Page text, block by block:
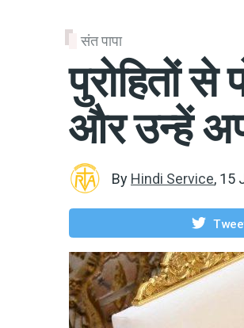
संत पापा
पुरोहितों से
और उन्हें
By Hindi Service, 15